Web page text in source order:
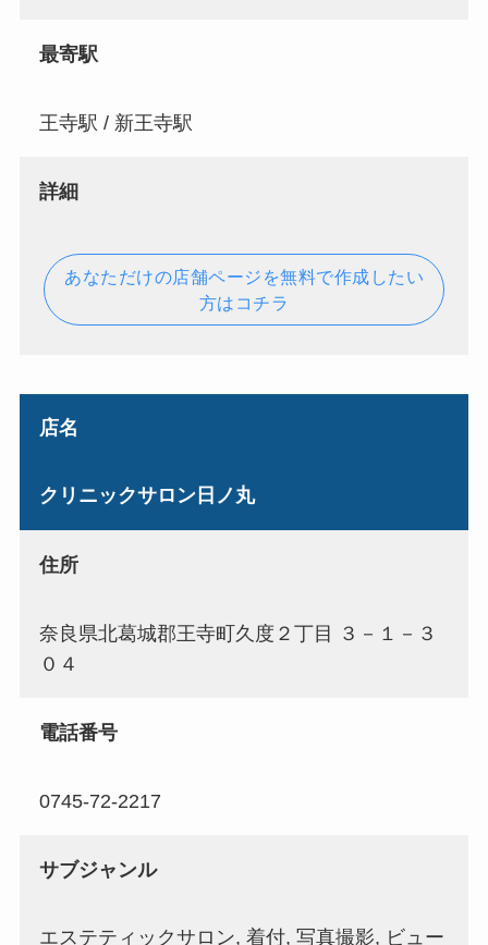
最寄駅
王寺駅 / 新王寺駅
詳細
あなただけの店舗ページを無料で作成したい
方はコチラ
店名
クリニックサロン日ノ丸
住所
奈良県北葛城郡王寺町久度２丁目 ３－１－３
０４
電話番号
0745-72-2217
サブジャンル
エステティックサロン, 着付, 写真撮影, ビュー